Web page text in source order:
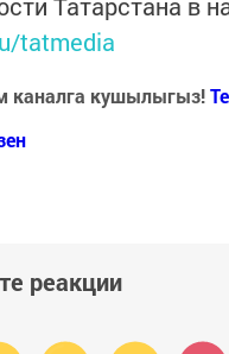
tatmedia
каналга кушылыгыз!
реакции